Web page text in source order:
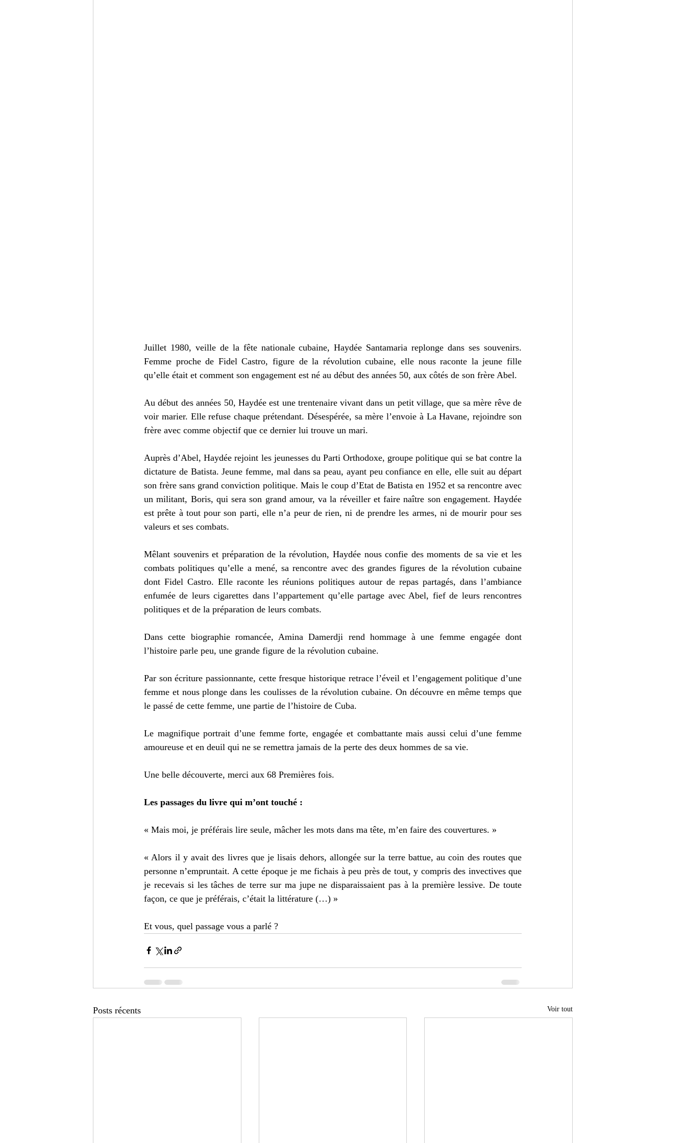
Juillet 1980, veille de la fête nationale cubaine, Haydée Santamaria replonge dans ses souvenirs.
Femme proche de Fidel Castro, figure de la révolution cubaine, elle nous raconte la jeune fille
qu’elle était et comment son engagement est né au début des années 50, aux côtés de son frère Abel.
Au début des années 50, Haydée est une trentenaire vivant dans un petit village, que sa mère rêve de
voir marier. Elle refuse chaque prétendant. Désespérée, sa mère l’envoie à La Havane, rejoindre son
frère avec comme objectif que ce dernier lui trouve un mari.
Auprès d’Abel, Haydée rejoint les jeunesses du Parti Orthodoxe, groupe politique qui se bat contre la
dictature de Batista. Jeune femme, mal dans sa peau, ayant peu confiance en elle, elle suit au départ
son frère sans grand conviction politique. Mais le coup d’Etat de Batista en 1952 et sa rencontre avec
un militant, Boris, qui sera son grand amour, va la réveiller et faire naître son engagement. Haydée
est prête à tout pour son parti, elle n’a peur de rien, ni de prendre les armes, ni de mourir pour ses
valeurs et ses combats.
Mêlant souvenirs et préparation de la révolution, Haydée nous confie des moments de sa vie et les
combats politiques qu’elle a mené, sa rencontre avec des grandes figures de la révolution cubaine
dont Fidel Castro. Elle raconte les réunions politiques autour de repas partagés, dans l’ambiance
enfumée de leurs cigarettes dans l’appartement qu’elle partage avec Abel, fief de leurs rencontres
politiques et de la préparation de leurs combats.
Dans cette biographie romancée, Amina Damerdji rend hommage à une femme engagée dont
l’histoire parle peu, une grande figure de la révolution cubaine.
Par son écriture passionnante, cette fresque historique retrace l’éveil et l’engagement politique d’une
femme et nous plonge dans les coulisses de la révolution cubaine. On découvre en même temps que
le passé de cette femme, une partie de l’histoire de Cuba.
Le magnifique portrait d’une femme forte, engagée et combattante mais aussi celui d’une femme
amoureuse et en deuil qui ne se remettra jamais de la perte des deux hommes de sa vie.
Une belle découverte, merci aux 68 Premières fois.
Les passages du livre qui m’ont touché :
« Mais moi, je préférais lire seule, mâcher les mots dans ma tête, m’en faire des couvertures. »
« Alors il y avait des livres que je lisais dehors, allongée sur la terre battue, au coin des routes que
personne n’empruntait. A cette époque je me fichais à peu près de tout, y compris des invectives que
je recevais si les tâches de terre sur ma jupe ne disparaissaient pas à la première lessive. De toute
façon, ce que je préférais, c’était la littérature (…) »
Et vous, quel passage vous a parlé ?
Posts récents Voir tout